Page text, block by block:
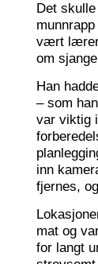
Det
vært
om
Han
– som
var viktig
inn
fjernes,
mat og
for langt